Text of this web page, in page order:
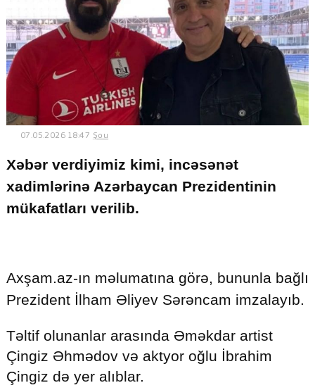
18+
Astrologiya
İdman
© 2026. Shownews.az
07.05.2026 18:47 Şou
Xəbər verdiyimiz kimi, incəsənət
xadimlərinə Azərbaycan Prezidentinin
mükafatları verilib.
Axşam.az-ın məlumatına görə, bununla bağlı
Prezident İlham Əliyev Sərəncam imzalayıb.
Təltif olunanlar arasında Əməkdar artist
Çingiz Əhmədov və aktyor oğlu İbrahim
Çingiz də yer alıblar.